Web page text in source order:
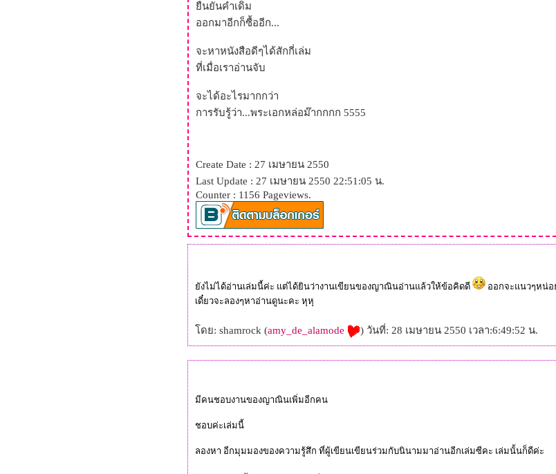
ืนยันคำเดิม
ออกมาอีกก็ซื้ออีก...
จะหาหนังสือดีๆได้สักกี่เล่ม
ที่เมื่อเราอ่านจับ
จะได้อะไรมากกว่า
การรับรู้ว่า...พระเอกหล่อม๊ากกกก 5555
Create Date : 27 เมษายน 2550
Last Update : 27 เมษายน 2550 22:51:05 น.
Counter : 1156 Pageviews.
ังไม่ได้อ่านเล่มนี้ค่ะ แต่ได้ยินว่างานเขียนของญาณินอ่านแล้วให้ข้อคิดดี
ออกจะแนวๆหน่อ
เดี๋ยวจะลองๆหาอ่านดูนะคะ หุหุ
ดย: shamrock (amy_de_alamode ) วันที่: 28 เมษายน 2550 เวลา:6:49:52 น.
มีคนชอบงานของญาณินเพิ่มอีกคน
ชอบค่ะเล่มนี้
ลองหา อีกมุมมองของความรู้สึก ที่ผู้เขียนเขียนร่วมกับนินามมาอ่านอีกเล่มซีคะ เล่มนั้นก็ดีค่ะ